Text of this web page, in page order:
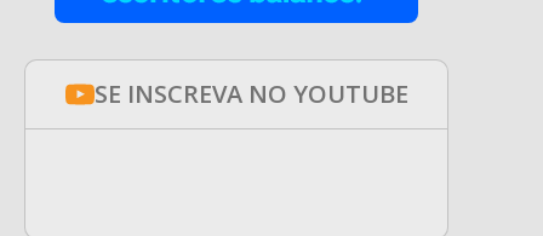
SE INSCREVA NO YOUTUBE